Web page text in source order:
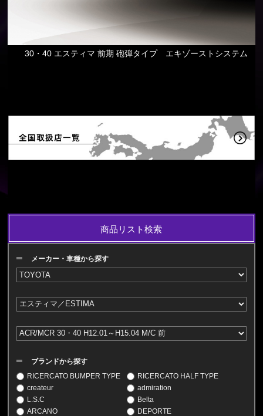
30・40 エスティマ 前期 砲弾タイプ エキゾーストシステム
商品リスト検索
メーカー・車種から探す
ブランドから探す
RICERCATO BUMPER TYPE
RICERCATO HALF TYPE
createur
admiration
L.S.C
Belta
ARCANO
DEPORTE